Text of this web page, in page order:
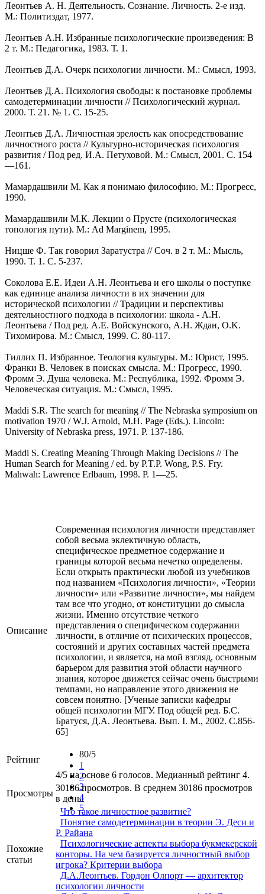
Леонтьев А. Н. Деятельность. Сознание. Личность. 2-е изд.
М.: Политиздат, 1977.
Леонтьев А.Н. Избранные психологические произведения: В
2 т. М.: Педагогика, 1983. Т. 1.
Леонтьев Д.А. Очерк психологии личности. М.: Смысл, 1993.
Леонтьев Д.А. Психология свободы: к постановке проблемы
самодетерминации личности // Психологический журнал.
2000. Т. 21. № 1. С. 15-25.
Леонтьев Д.А. Личностная зрелость как опосредствование
личностного роста // Культурно-историческая психология
развития / Под ред. И.А. Петуховой. М.: Смысл, 2001. С. 154
—161.
Мамардашвили М. Как я понимаю философию. М.: Прогресс,
1990.
Мамардашвили М.К. Лекции о Прусте (психологическая
топология пути). М.: Ad Marginem, 1995.
Ницше Ф. Так говорил Заратустра // Соч. в 2 т. М.: Мысль,
1990. Т. 1. С. 5-237.
Соколова Е.Е. Идеи А.Н. Леонтьева и его школы о поступке
как единице анализа личности в их значении для
исторической психологии // Традиции и перспективы
деятельностного подхода в психологии: школа - А.Н.
Леонтьева / Под ред. А.Е. Войскунского, А.Н. Ждан, O.K.
Тихомирова. М.: Смысл, 1999. С. 80-117.
Тиллих П. Избранное. Теология культуры. М.: Юрист, 1995.
Франки В. Человек в поисках смысла. М.: Прогресс, 1990.
Фромм Э. Душа человека. М.: Республика, 1992. Фромм Э.
Человеческая ситуация. М.: Смысл, 1995.
Maddi S.R. The search for meaning // The Nebraska symposium on
motivation 1970 / W.J. Arnold, M.H. Page (Eds.). Lincoln:
University of Nebraska press, 1971. P. 137-186.
Maddi S. Creating Meaning Through Making Decisions // The
Human Search for Meaning / ed. by P.T.P. Wong, P.S. Fry.
Mahwah: Lawrence Erlbaum, 1998. P. 1—25.
Описание
Современная психология личности представляет
собой весьма эклектичную область,
специфическое предметное содержание и
границы которой весьма нечетко определены.
Если открыть практически любой из учебников
под названием «Психология личности», «Теории
личности» или «Развитие личности», мы найдем
там все что угодно, от конституции до смысла
жизни. Именно отсутствие четкого
представления о специфическом содержании
личности, в отличие от психических процессов,
состояний и других составных частей предмета
психологии, и является, на мой взгляд, основным
барьером для развития этой области научного
знания, которое движется сейчас очень быстрыми
темпами, но направление этого движения не
совсем понятно. [Ученые записки кафедры
общей психологии МГУ. Под общей ред. Б.С.
Братуся, Д.А. Леонтьева. Вып. I. М., 2002. С.856-
65]
Рейтинг
80/5
1
2
3
4
5
4/5 на основе 6 голосов. Медианный рейтинг 4.
Просмотры
30186 просмотров. В среднем 30186 просмотров
в день.
Похожие
статьи
Что такое личностное развитие?
Понятие самодетерминации в теории Э. Деси и
Р. Райана
Психологические аспекты выбора букмекерской
конторы. На чем базируется личностный выбор
игрока? Критерии выбора
Д.А.Леонтьев. Гордон Олпорт — архитектор
психологии личности